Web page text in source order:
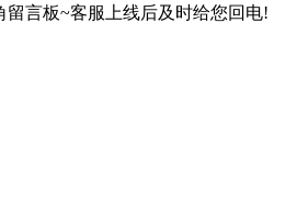
言板~客服上线后及时给您回电!